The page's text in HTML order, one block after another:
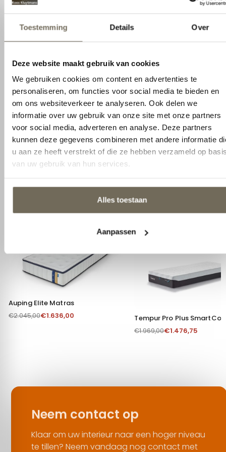
om ons websiteverkeer te analyseren. Ook delen we
kunnen deze gegevens combineren met andere informatie
basis van uw gebruik van hun services.
Alles toestaan
Aanpassen
Breedtematen
Lengtematen
200 / 210 / 220 cm
Extra maten
70×200 / 120×200 / 140×200 /
140×210
Hardheden
Soft, Medium Firm of Firm
Productie
Geheel geproduceerd in
Denemarken
Andere suggesties…
Auping Elite Matras
€2.045,00€1.636,00 Tempur Pro Plus
€1.969,00€1.476,75
Neem contact op
Klaar om uw interieur naar een hoger niveau
te tillen? Neem vandaag nog contact met